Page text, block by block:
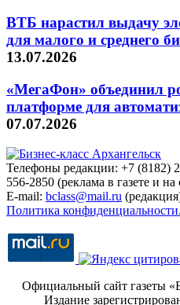
ВТБ нарастил выдачу
для малого и среднего
13.07.2026
«МегаФон» объединил
платформе для
07.07.2026
Телефоны редакции: +7 (8182)
556-2850 (реклама в газете и на
E-mail: bclass@mail.ru
Политика конфиденциальности.
Официальный сайт газеты
Издание